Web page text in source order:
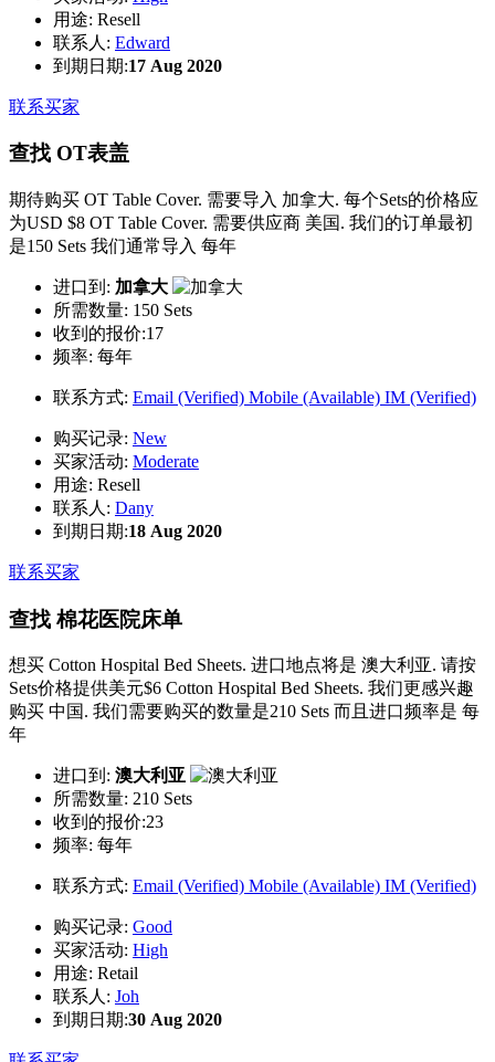
用途: Resell
联系人: Edward
到期日期:17 Aug 2020
联系买家
查找 OT表盖
期待购买 OT Table Cover. 需要导入 加拿大. 每个Sets的价格应
为USD $8 OT Table Cover. 需要供应商 美国. 我们的订单最初
是150 Sets 我们通常导入 每年
进口到: 加拿大
所需数量: 150 Sets
收到的报价:17
频率: 每年
联系方式: Email (Verified) Mobile (Available) IM (Verified)
购买记录: New
买家活动: Moderate
用途: Resell
联系人: Dany
到期日期:18 Aug 2020
联系买家
查找 棉花医院床单
想买 Cotton Hospital Bed Sheets. 进口地点将是 澳大利亚. 请按
Sets价格提供美元$6 Cotton Hospital Bed Sheets. 我们更感兴趣
购买 中国. 我们需要购买的数量是210 Sets 而且进口频率是 每
年
进口到: 澳大利亚
所需数量: 210 Sets
收到的报价:23
频率: 每年
联系方式: Email (Verified) Mobile (Available) IM (Verified)
购买记录: Good
买家活动: High
用途: Retail
联系人: Joh
到期日期:30 Aug 2020